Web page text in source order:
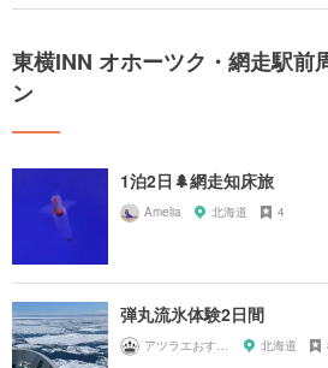
東横INN オホーツク・網走駅前
ン
1泊2日🌲網走知床旅
Amelia 北海道 4
弾丸流氷体験2日間
北海道